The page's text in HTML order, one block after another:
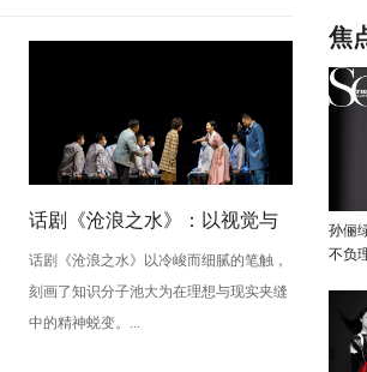
话剧《沧浪之水》：以视觉与
心理空间，照见知识分子的精
神挣扎
话剧《沧浪之水》以冷峻而细腻的笔触，
刻画了知识分子池大为在理想与现实夹缝
中的精神蜕变。...
焦
孙俪
不负